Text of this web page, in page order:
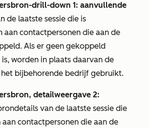
drill-down 1: aanvullende
de laatste sessie die is
aan contactpersonen die aan de
Als er geen gekoppeld
worden in plaats daarvan de
bijbehorende bedrijf gebruikt.
detailweergave 2:
van de laatste sessie die
aan contactpersonen die aan de